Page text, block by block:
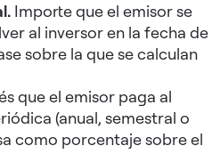
Importe que el emisor se
al inversor en la fecha de
sobre la que se calculan
que el emisor paga al
(anual, semestral o
como porcentaje sobre el